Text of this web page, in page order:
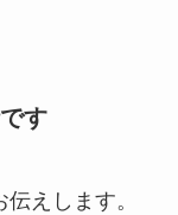
す
えします。